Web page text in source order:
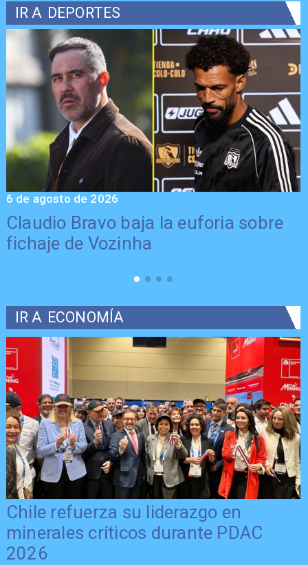
IR A DEPORTES
Claudio Bravo baja la euforia sobre
fichaje de Vozinha
6 de agosto de 2026
IR A ECONOMÍA
Chile refuerza su liderazgo en
minerales críticos durante PDAC
2026